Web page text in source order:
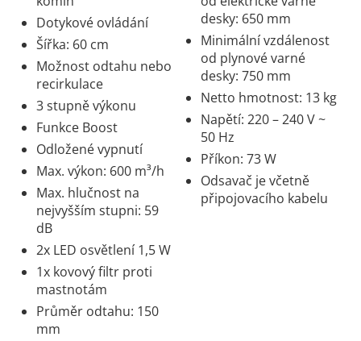
Dotykové ovládání
Šířka: 60 cm
Možnost odtahu nebo
recirkulace
3 stupně výkonu
Funkce Boost
Odložené vypnutí
Max. výkon: 600 m³/h
Max. hlučnost na
nejvyšším stupni: 59
dB
2x LED osvětlení 1,5 W
1x kovový filtr proti
mastnotám
Průměr odtahu: 150
mm
desky: 650 mm
Minimální vzdálenost
od plynové varné
desky: 750 mm
Netto hmotnost: 13 kg
Napětí: 220 – 240 V ~
50 Hz
Příkon: 73 W
Odsavač je včetně
připojovacího kabelu